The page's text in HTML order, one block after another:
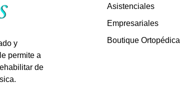
y
permite a
de
Asistenciales
Empresariales
Boutique Ortopédica